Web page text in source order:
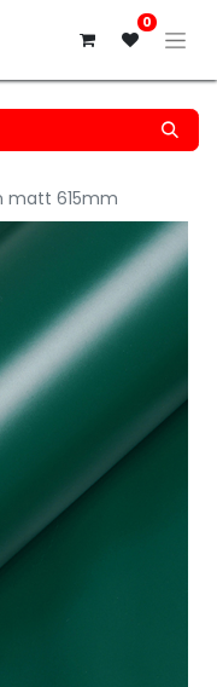
0
matt 615mm